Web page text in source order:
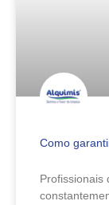
Como
Profissionais